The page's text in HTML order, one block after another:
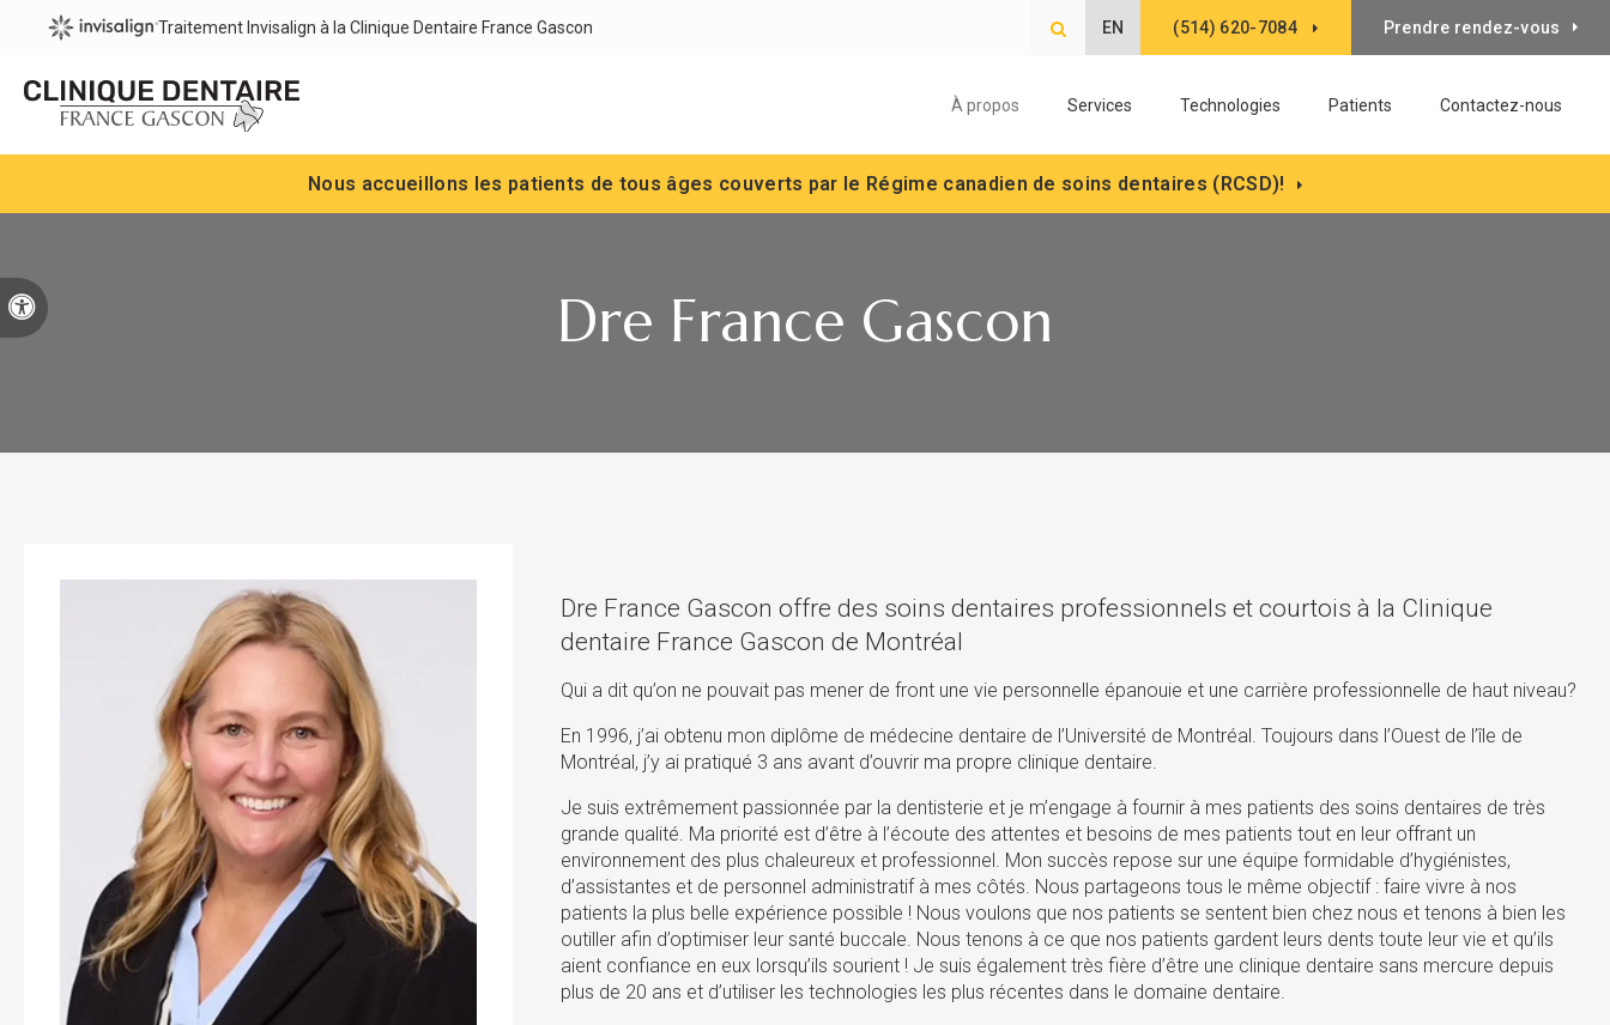
Version accessible
Traitement Invisalign à la Clinique Dentaire France Gascon Ouvrir le champ de recherche
EN (514) 620-7084 Prendre rendez-vous
À propos Services Technologies Patients Contactez-nous
Nous accueillons les patients de tous âges couverts par le Régime canadien de soins dentaires (RCSD)!
Dre France Gascon
Dre France Gascon offre des soins dentaires professionnels et courtois à la Clinique
dentaire France Gascon de Montréal
Qui a dit qu’on ne pouvait pas mener de front une vie personnelle épanouie et une carrière professionnelle de haut niveau?
En 1996, j’ai obtenu mon diplôme de médecine dentaire de l’Université de Montréal. Toujours dans l’Ouest de l’île de
Montréal, j’y ai pratiqué 3 ans avant d’ouvrir ma propre clinique dentaire.
Je suis extrêmement passionnée par la dentisterie et je m’engage à fournir à mes patients des soins dentaires de très
grande qualité. Ma priorité est d’être à l’écoute des attentes et besoins de mes patients tout en leur offrant un
environnement des plus chaleureux et professionnel. Mon succès repose sur une équipe formidable d’hygiénistes,
d’assistantes et de personnel administratif à mes côtés. Nous partageons tous le même objectif : faire vivre à nos
patients la plus belle expérience possible ! Nous voulons que nos patients se sentent bien chez nous et tenons à bien les
outiller afin d’optimiser leur santé buccale. Nous tenons à ce que nos patients gardent leurs dents toute leur vie et qu’ils
aient confiance en eux lorsqu’ils sourient ! Je suis également très fière d’être une clinique dentaire sans mercure depuis
plus de 20 ans et d’utiliser les technologies les plus récentes dans le domaine dentaire.